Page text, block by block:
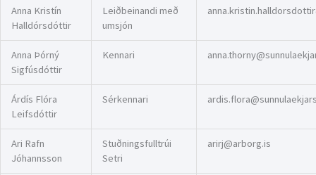
Anna Kristín
Halldórsdóttir
Leiðbeinandi með
umsjón
Anna Þórný
Sigfúsdóttir
Kennari
Árdís Flóra
Leifsdóttir
Sérkennari
Ari Rafn
Jóhannsson
Stuðningsfulltrúi
Setri
arirj@arborg.is